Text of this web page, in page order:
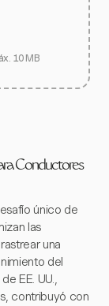
10 MB
Conductores
único de
las
una
del
EE. UU.,
contribuyó con